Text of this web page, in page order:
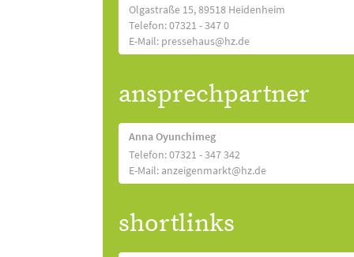
Olgastraße 15, 89518 Heidenheim
Telefon: 07321 - 347 0
E-Mail: pressehaus@hz.de
ansprechpartner
Anna Oyunchimeg
Telefon: 07321 - 347 342
E-Mail: anzeigenmarkt@hz.de
shortlinks